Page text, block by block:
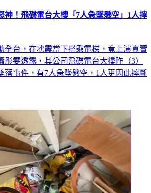
神！飛碟電台大樓「7人急墜懸空」1人摔
全台，在地震當下搭乘電梯，竟上演真實
彤雯透露，其公司飛碟電台大樓昨（3）
落事件，有7人急墜懸空，1人更因此摔斷